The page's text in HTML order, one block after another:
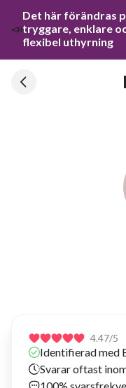
📣
Det här förändras
tryggare, enklare
flexibel uthyrning
4.47/5
Identifierad med
Svarar oftast